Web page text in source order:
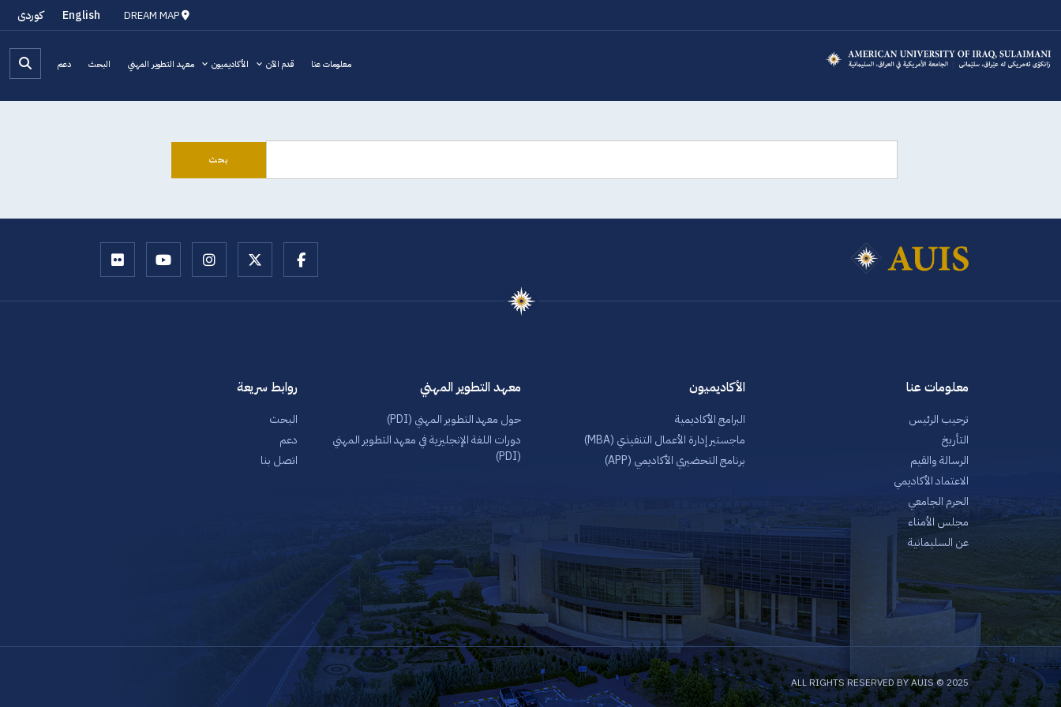
English کوردی
معلومات عنا قدم الآن الأكاديميون معهد التطوير المهني البحث دعم
معلومات عنا
ترحيب الرئيس
التأريخ
الرسالة والقيم
الاعتماد الأكاديمي
الحرم الجامعي
مجلس الأمناء
عن السليمانية
الأكاديميون
البرامج الأكاديمية
ماجستير إدارة الأعمال التنفيذي (MBA)
برنامج التحضيري الأكاديمي (APP)
معهد التطوير المهني
حول معهد التطوير المهني (PDI)
دورات اللغة الإنجليزية في معهد التطوير المهني
(PDI)
روابط سريعة
البحث
دعم
اتصل بنا
2025 © ALL RIGHTS RESERVED BY AUIS